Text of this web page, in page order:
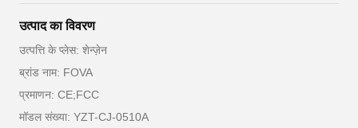
उत्पाद का विवरण
उत्पत्ति के प्लेस: शेन्ज़ेन
ब्रांड नाम: FOVA
प्रमाणन: CE;FCC
मॉडल संख्या: YZT-CJ-0510A